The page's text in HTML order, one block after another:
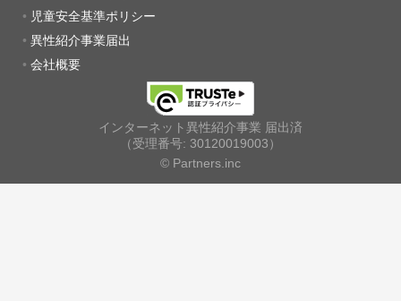
児童安全基準ポリシー
異性紹介事業届出
会社概要
インターネット異性紹介事業 届出済
（受理番号: 30120019003）
© Partners.inc